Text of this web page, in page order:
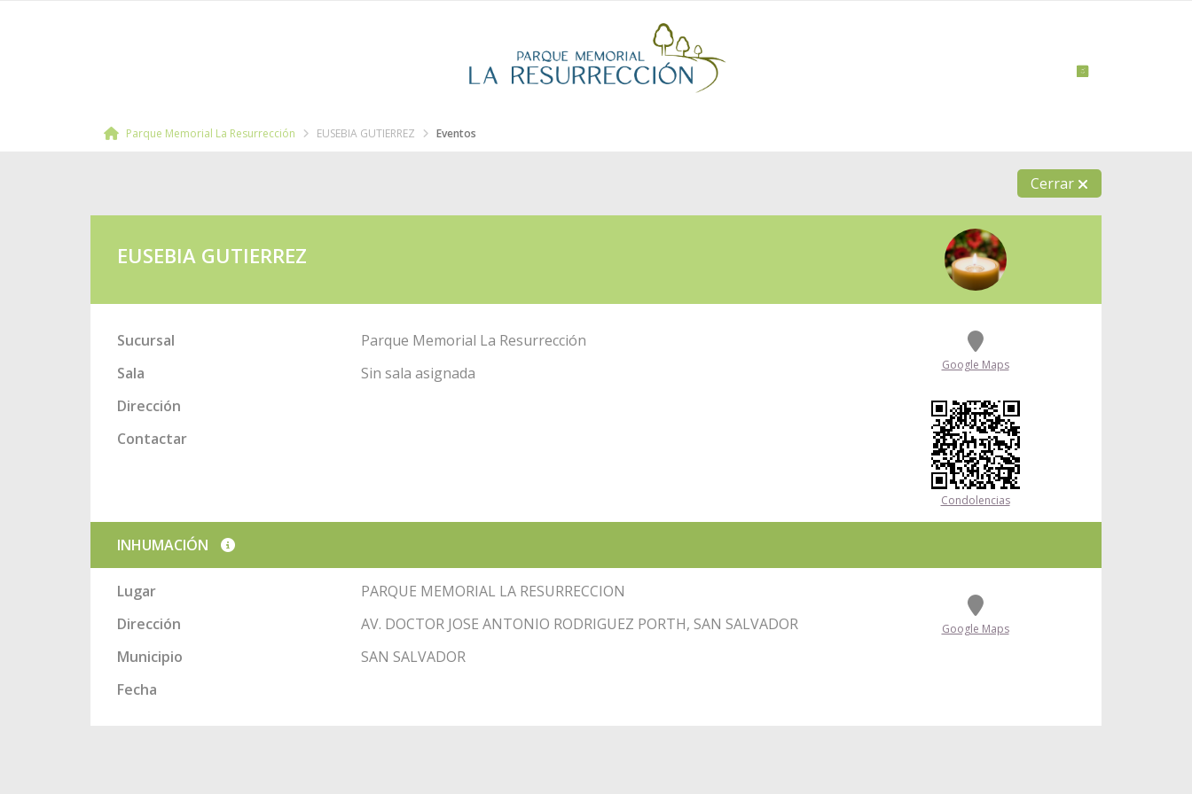
Parque Memorial La Resurrección EUSEBIA GUTIERREZ Eventos
Cerrar
EUSEBIA GUTIERREZ
Sucursal
Parque Memorial La Resurrección
Sala
Sin sala asignada
Dirección
Contactar
Google Maps
Condolencias
INHUMACIÓN
Lugar
PARQUE MEMORIAL LA RESURRECCION
Dirección
AV. DOCTOR JOSE ANTONIO RODRIGUEZ PORTH, SAN SALVADOR
Municipio
SAN SALVADOR
Fecha
Google Maps